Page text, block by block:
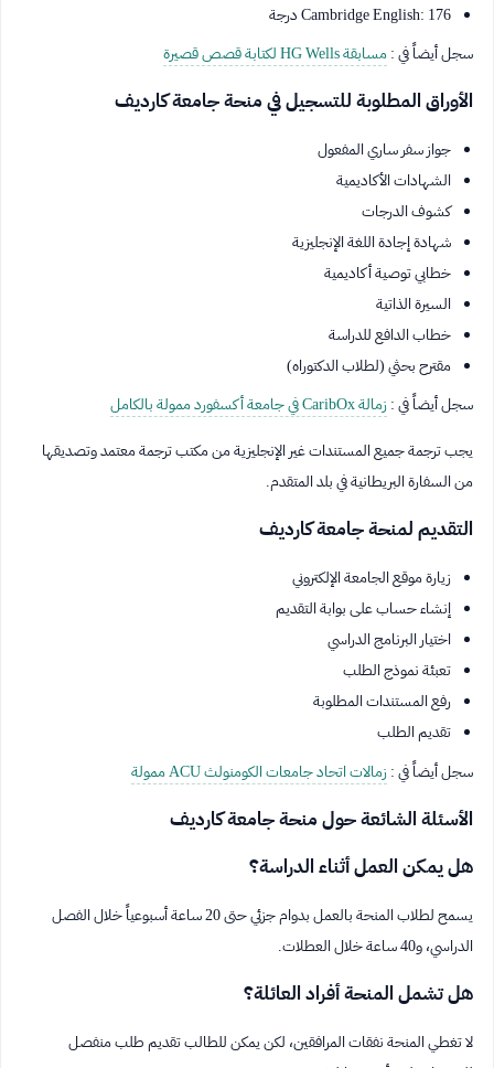
Cambridge English: 176 درجة
سجل أيضاً في :مسابقة HG Wells لكتابة قصص قصيرة
الأوراق المطلوبة للتسجيل في منحة جامعة كارديف
جواز سفر ساري المفعول
الشهادات الأكاديمية
كشوف الدرجات
شهادة إجادة اللغة الإنجليزية
خطابي توصية أكاديمية
السيرة الذاتية
خطاب الدافع للدراسة
مقترح بحثي (لطلاب الدكتوراه)
سجل أيضاً في :زمالة CaribOx في جامعة أكسفورد ممولة بالكامل
يجب ترجمة جميع المستندات غير الإنجليزية من مكتب ترجمة معتمد وتصديقها
من السفارة البريطانية في بلد المتقدم.
التقديم لمنحة جامعة كارديف
زيارة موقع الجامعة الإلكتروني
إنشاء حساب على بوابة التقديم
اختيار البرنامج الدراسي
تعبئة نموذج الطلب
رفع المستندات المطلوبة
تقديم الطلب
سجل أيضاً في :زمالات اتحاد جامعات الكومنولث ACU ممولة
الأسئلة الشائعة حول منحة جامعة كارديف
هل يمكن العمل أثناء الدراسة؟
يسمح لطلاب المنحة بالعمل بدوام جزئي حتى 20 ساعة أسبوعياً خلال الفصل
الدراسي، و40 ساعة خلال العطلات.
هل تشمل المنحة أفراد العائلة؟
لا تغطي المنحة نفقات المرافقين، لكن يمكن للطالب تقديم طلب منفصل